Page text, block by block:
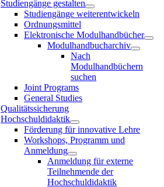
Studiengänge gestalten
Studiengänge weiterentwickeln
Ordnungsmittel
Elektronische Modulhandbücher
Modulhandbucharchiv
Nach
Modulhandbüchern
suchen
Joint Programs
General Studies
Qualitätssicherung
Hochschuldidaktik
Förderung für innovative Lehre
Workshops, Programm und
Anmeldung
Anmeldung für externe
Teilnehmende der
Hochschuldidaktik